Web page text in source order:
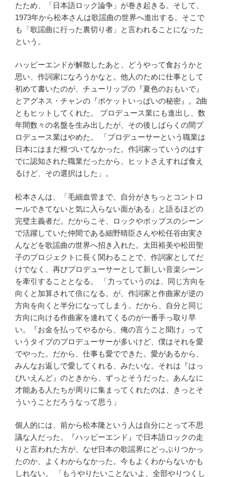
たため、「日本語ロック論争」が巻き起きる。そして、
1973年から松本さんは歌謡曲の世界へ進出する。そこで
も「歌謡曲に行った裏切り者」と言われることになった
という。
ハッピーエンドが解散したあと、どうやって食おうかと
思い、作詞家になろうかなと。他人のために仕事として
初めて書いたのが、チューリップの『夏色のおもいで』
とアグネス・チャンの『ポケットいっぱいの秘密』。2曲
ともヒットしてくれた。 プロデュース業にも進出し、数
年間数々の名盤を生み出したが、その後しばらくの間プ
ロデュース業はやめた。 「プロデューサーという職業は
日本にはまだ根づいてなかった。作詞家っていうのはす
でに認知された職業だったから、ヒットさえすれば食え
るけど、その選択はした」。
松本さんは、「毛細血管まで、自分がきちっとコントロ
ールできてないと気に入らない面がある」と語るほどの
完璧主義者だ。だからこそ、ロックやポップスのシーン
で活躍していた仲間である細野晴臣さんや松任谷由実さ
んなどを歌謡曲の世界へ招き入れた。太田裕美や松田聖
子のプロジェクトに長く関わることで、作詞家としてだ
けでなく、再びプロデューサーとして新しい音楽シーン
を牽引することとなる。 「力っていうのは、同じ方向を
向くと加算されて倍になる。が、作詞家と作曲家が逆の
方向を向くと半分になってしまう。だから、自分と同じ
方向に向ける作曲家を連れてくるのが一番手っ取り早
い。『お金を払ってやるから、俺の言うこと聞け』って
いうタイプのプロデューサーが多いけど、僕はそれを愛
でやった。だから、仕事も愛でできた。愛があるから、
みんなお返しで愛してくれる、みたいな。それは『はっ
ぴいえんど』のときから、ずっとそうだった。あんなに
才能ある人たちが周りに集まってくれたのは、きっとそ
ういうことだろうなって思う」
個人的には、前から松本隆という人は自分にとって不思
議な人だった。『ハッピーエンド』で日本語ロックの走
りと言われた方が、なぜ日本の歌謡界にどっぷりつかっ
たのか、よくわからなかった。今もよくわからないかも
しれない。 「もうやりたいことないよ、全部やりつくし